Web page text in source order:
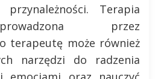
Terapia
przez
terapeutę może również
narzędzi do radzenia